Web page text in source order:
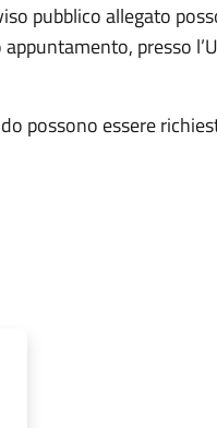
pubblico allegato
presso
possono essere